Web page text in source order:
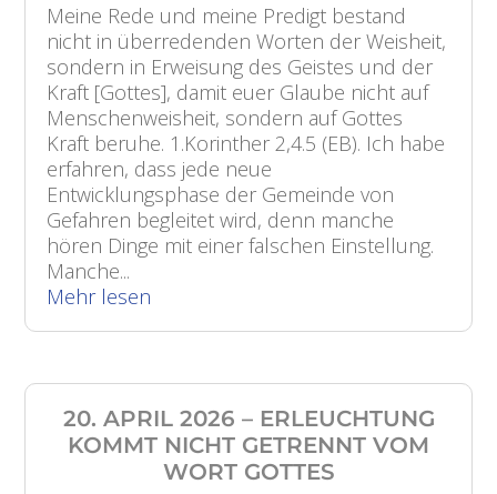
Meine Rede und meine Predigt bestand
nicht in überredenden Worten der Weisheit,
sondern in Erweisung des Geistes und der
Kraft [Gottes], damit euer Glaube nicht auf
Menschenweisheit, sondern auf Gottes
Kraft beruhe. 1.Korinther 2,4.5 (EB). Ich habe
erfahren, dass jede neue
Entwicklungsphase der Gemeinde von
Gefahren begleitet wird, denn manche
hören Dinge mit einer falschen Einstellung.
Manche...
Mehr lesen
20. APRIL 2026 – ERLEUCHTUNG
KOMMT NICHT GETRENNT VOM
WORT GOTTES